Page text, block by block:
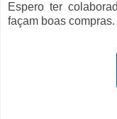
Espero ter
façam boas compras.